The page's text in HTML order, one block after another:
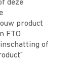
deze
product
FTO
of